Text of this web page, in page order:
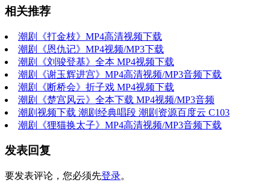
相关推荐
潮剧《打金枝》MP4高清视频下载
潮剧《恩仇记》MP4视频/MP3下载
潮剧《刘骏登基》全本 MP4视频下载
潮剧《谢玉辉进宫》MP4高清视频/MP3音频下载
潮剧《断桥会》折子戏 MP4视频下载
潮剧《楚宫风云》全本下载 MP4视频/MP3音频
潮剧视频下载 潮剧经典唱段 潮剧资源百度云 C103
潮剧《狸猫换太子》MP4高清视频/MP3音频下载
发表回复
要发表评论，您必须先登录。